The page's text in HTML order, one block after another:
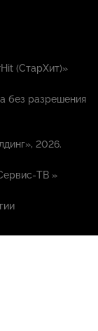
(СтарХит)»
без разрешения
2026.
ТВ »